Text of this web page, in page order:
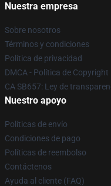
Nuestra empresa
Sobre nosotros
Términos y condiciones
Política de privacidad
DMCA - Política de Copyright
CA SB657: Ley de
Nuestro apoyo
Políticas de envío
Condiciones de pago
Políticas de reembolso
Contáctenos
Ayuda al cliente (FAQ)